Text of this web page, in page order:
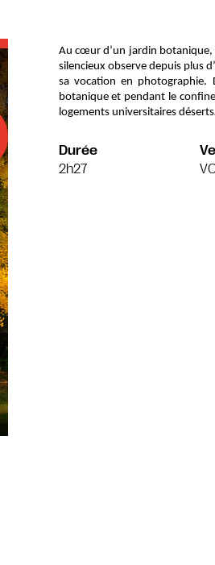
Au cœur d’un jardin botanique,
silencieux observe depuis plus
sa vocation en photographie.
botanique et pendant le
logements universitaires
Durée
2h27